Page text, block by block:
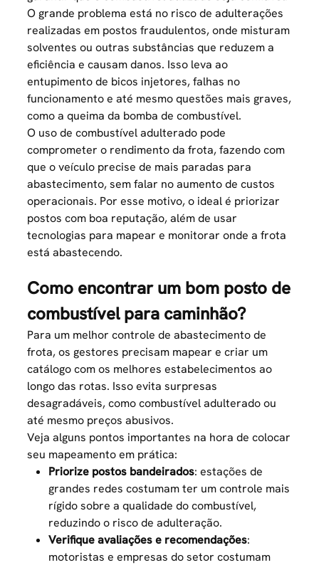
O grande problema está no risco de adulterações
realizadas em postos fraudulentos, onde misturam
solventes ou outras substâncias que reduzem a
eficiência e causam danos. Isso leva ao
entupimento de bicos injetores, falhas no
funcionamento e até mesmo questões mais graves,
como a queima da bomba de combustível.
O uso de combustível adulterado pode
comprometer o rendimento da frota, fazendo com
que o veículo precise de mais paradas para
abastecimento, sem falar no aumento de custos
operacionais. Por esse motivo, o ideal é priorizar
postos com boa reputação, além de usar
tecnologias para mapear e monitorar onde a frota
está abastecendo.
Como encontrar um bom posto de
combustível para caminhão?
Para um melhorcontrole de abastecimento de
frota, os gestores precisam mapear e criar um
catálogo com os melhores estabelecimentos ao
longo das rotas. Isso evita surpresas
desagradáveis, como combustível adulterado ou
até mesmo preços abusivos.
Veja alguns pontos importantes na hora de colocar
seu mapeamento em prática:
Priorize postos bandeirados: estações de
grandes redes costumam ter um controle mais
rígido sobre a qualidade do combustível,
reduzindo o risco de adulteração.
Verifique avaliações e recomendações:
motoristas e empresas do setor costumam